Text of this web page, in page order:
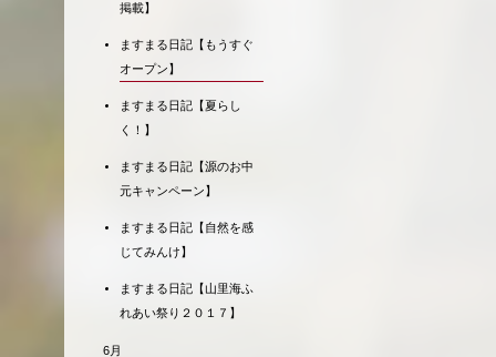
掲載】
ますまる日記【もうすぐ
オープン】
ますまる日記【夏らし
く！】
ますまる日記【源のお中
元キャンペーン】
ますまる日記【自然を感
じてみんけ】
ますまる日記【山里海ふ
れあい祭り２０１７】
6月